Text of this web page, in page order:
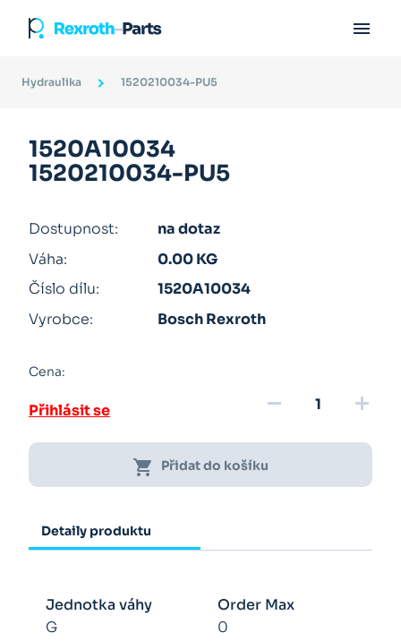

Hydraulika 1520210034-PU5
1520A10034
1520210034-PU5
Dostupnost:
na dotaz
Váha:
0.00 KG
Číslo dílu:
1520A10034
Vyrobce:
Bosch Rexroth
Cena:
Přihlásit se remove add
shopping_cart Přidat do košíku
Detaily produktu
Jednotka váhy
G
Order Max
0